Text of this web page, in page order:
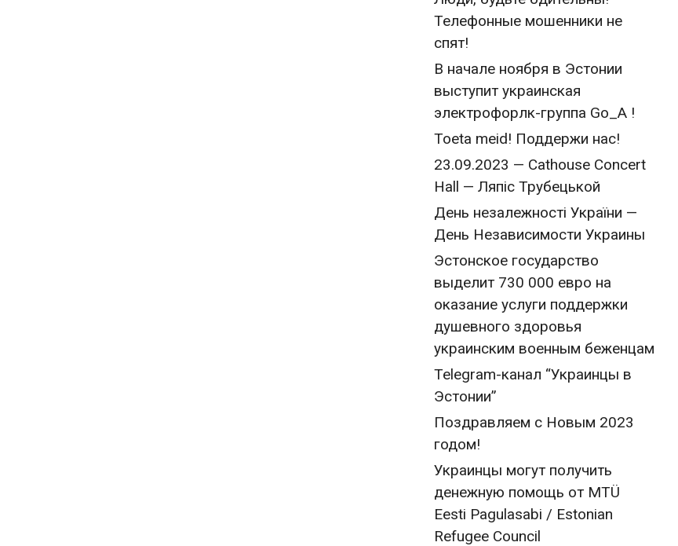
Телефонные мошенники не
спят!
В начале ноября в Эстонии
выступит украинская
электрофорлк-группа Go_A !
Toeta meid! Поддержи нас!
23.09.2023 — Cathouse Concert
Hall — Ляпіс Трубецькой
День незалежності України —
День Независимости Украины
Эстонское государство
выделит 730 000 евро на
оказание услуги поддержки
душевного здоровья
украинским военным беженцам
Telegram-канал “Украинцы в
Эстонии”
Поздравляем с Новым 2023
годом!
Украинцы могут получить
денежную помощь от MTÜ
Eesti Pagulasabi / Estonian
Refugee Council